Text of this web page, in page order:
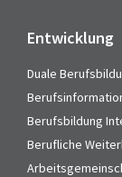
Entwicklung
Duale
Berufsbildung
Berufliche